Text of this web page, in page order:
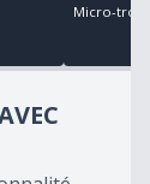
Micro-